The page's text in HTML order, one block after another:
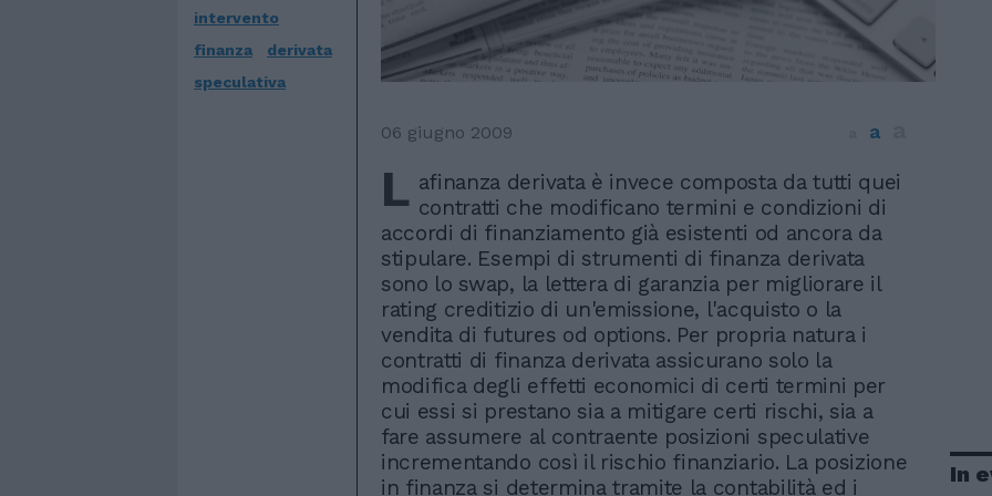
intervento
finanza
derivata
speculativa
06 giugno 2009 a
L afinanza derivata è invece composta da tutti quei
contratti che modificano termini e condizioni di
accordi di finanziamento già esistenti od ancora da
stipulare. Esempi di strumenti di finanza derivata
sono lo swap, la lettera di garanzia per migliorare il
rating creditizio di un'emissione, l'acquisto o la
vendita di futures od options. Per propria natura i
contratti di finanza derivata assicurano solo la
modifica degli effetti economici di certi termini per
cui essi si prestano sia a mitigare certi rischi, sia a
fare assumere al contraente posizioni speculative
incrementando così il rischio finanziario. La posizione
in finanza si determina tramite la contabilità ed i
In